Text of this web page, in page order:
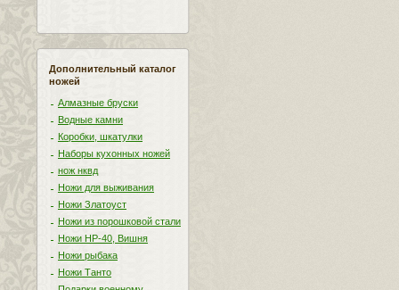
Дополнительный каталог
ножей
Алмазные бруски
Водные камни
Коробки, шкатулки
Наборы кухонных ножей
нож нквд
Ножи для выживания
Ножи Златоуст
Ножи из порошковой стали
Ножи НР-40, Вишня
Ножи рыбака
Ножи Танто